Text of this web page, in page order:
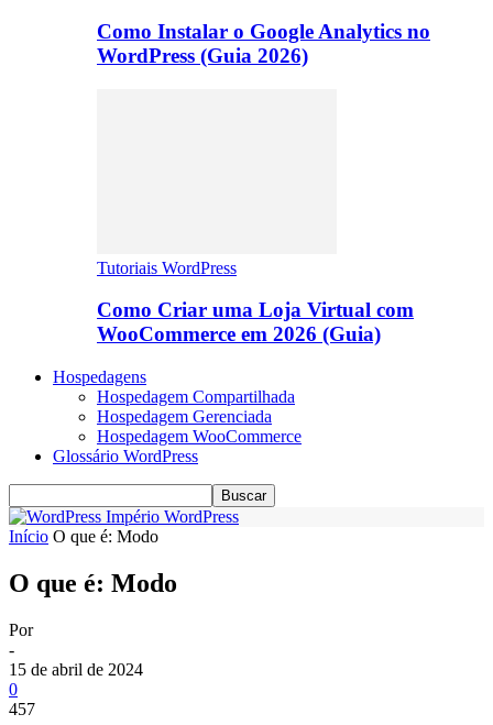
Como Instalar o Google Analytics no
WordPress (Guia 2026)
Tutoriais WordPress
Como Criar uma Loja Virtual com
WooCommerce em 2026 (Guia)
Hospedagens
Hospedagem Compartilhada
Hospedagem Gerenciada
Hospedagem WooCommerce
Glossário WordPress
Império WordPress
Início O que é: Modo
O que é: Modo
Por
-
15 de abril de 2024
0
457